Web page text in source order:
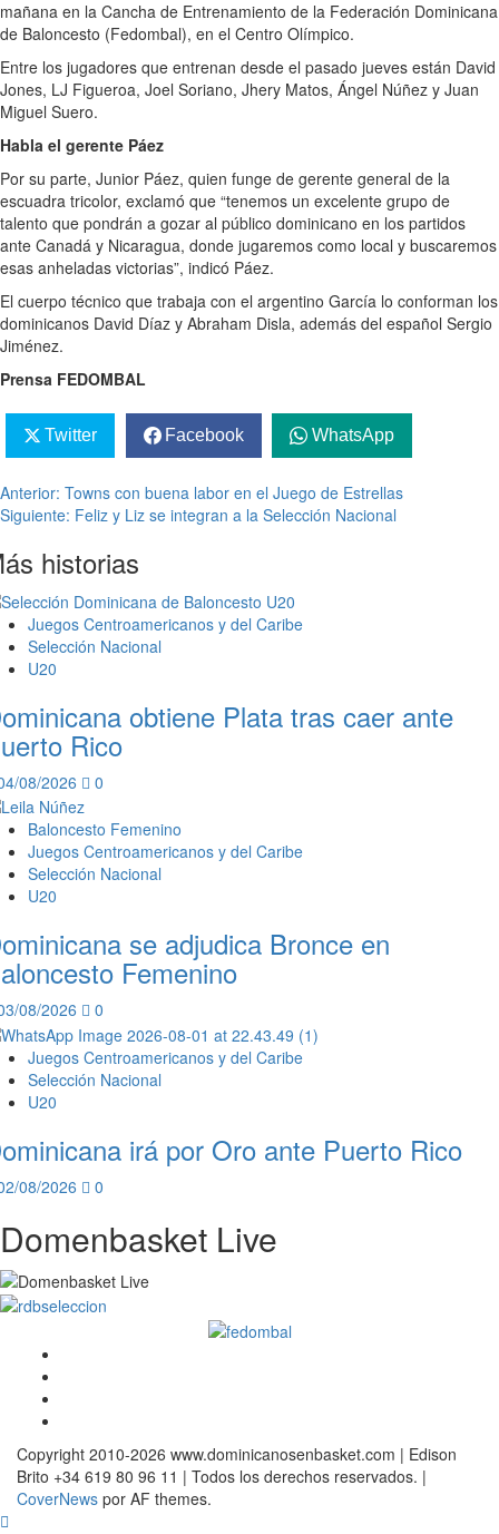
mañana en la Cancha de Entrenamiento de la Federación Dominicana
de Baloncesto (Fedombal), en el Centro Olímpico.
Entre los jugadores que entrenan desde el pasado jueves están David
Jones, LJ Figueroa, Joel Soriano, Jhery Matos, Ángel Núñez y Juan
Miguel Suero.
Habla el gerente Páez
Por su parte, Junior Páez, quien funge de gerente general de la
escuadra tricolor, exclamó que “tenemos un excelente grupo de
talento que pondrán a gozar al público dominicano en los partidos
ante Canadá y Nicaragua, donde jugaremos como local y buscaremos
esas anheladas victorias”, indicó Páez.
El cuerpo técnico que trabaja con el argentino García lo conforman los
dominicanos David Díaz y Abraham Disla, además del español Sergio
Jiménez.
Prensa FEDOMBAL
Twitter Facebook WhatsApp
Navegación
de
entradas
Anterior: Towns con buena labor en el Juego de Estrellas
Siguiente: Feliz y Liz se integran a la Selección Nacional
historias
Juegos Centroamericanos y del Caribe
Selección Nacional
U20
obtiene Plata tras caer ante
Rico
08/2026 0
Baloncesto Femenino
Juegos Centroamericanos y del Caribe
Selección Nacional
U20
se adjudica Bronce en
Femenino
08/2026 0
Juegos Centroamericanos y del Caribe
Selección Nacional
U20
irá por Oro ante Puerto Rico
08/2026 0
Domenbasket Live
Copyright 2010-2026 www.dominicanosenbasket.com | Edison
Brito +34 619 80 96 11 | Todos los derechos reservados. |
CoverNews por AF themes.